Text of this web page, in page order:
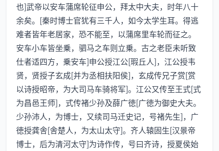
也]武帝以安车蒲席轮征申公，拜太中大夫，时年八十
余矣。[秦时博士官犹有三千人，如今太学生耳。得逃
难者皆年老居家，恐不能至，以蒲席里车轮而征之。
安车小车皆坐乗，驷马之车则立乗。古之老臣未听致
仕者适四方，乗安车]申公授江公[瑕丘人]，江公授韦
贤，贤授子玄成[并为丞相扶阳侯]，玄成传兄子赏[赏
以诗授昭帝，为大司马车骑将军]。江公又传至王式[式
为昌邑王师]，式传褚少孙及薛广徳[广徳为御史大夫。
少孙沛人，为博士，又续司马迁史记，号褚先生]，广
徳授龚舎[舎楚人，为太山太守]。齐人辕固生[汉景帝
博士，后为清河太守]为诗作传，号曰齐诗，授夏侯始